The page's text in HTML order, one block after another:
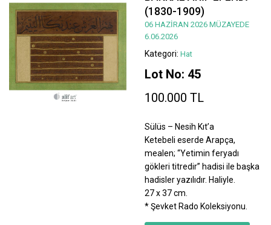
(1830-1909)
06 HAZİRAN 2026 MÜZAYEDE
6.06.2026
Kategori: Hat
Lot No: 45
100.000 TL
Sülüs – Nesih Kıt’a
Ketebeli eserde Arapça,
mealen; “Yetimin feryadı
gökleri titredir” hadisi ile başka
hadisler yazılıdır. Haliyle.
27 x 37 cm.
* Şevket Rado Koleksiyonu.